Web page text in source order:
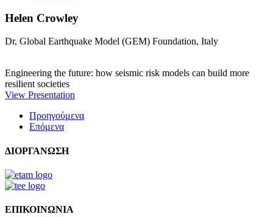
Helen Crowley
Dr, Global Earthquake Model (GEM) Foundation, Italy
Engineering the future: how seismic risk models can build more
resilient societies
View Presentation
Προηγούμενα
Επόμενα
ΔΙΟΡΓΑΝΩΣΗ
ΕΠΙΚΟΙΝΩΝΙΑ